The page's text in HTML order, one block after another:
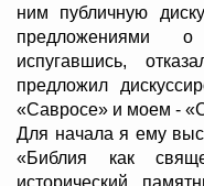
ним публичную
предложениями
испугавшись,
предложил
«Савросе» и моем -
Для начала я ему
«Библия как